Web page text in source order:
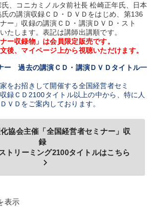
える経営150の言葉＋社長のスピーチ・話材
売・飲食業 建設・不動産業
業 コンサルタント 専門家
インフレ対策・値上げ インバウンド
「キーワード」を更新いただけます。
、コニカミノルタ前社長 松崎正年氏、日本
の講演収録ＣＤ・ＤＶＤをはじめ、第136
ー」収録の講演ＣＤ・講演ＤＶＤ・スト
たします。表記は講師出講順です。
ー収録物」は会員限定販売です。
後、マイページ上から視聴いただけます。
ー 過去の講演ＣＤ・講演ＤＶＤタイトル一
をお招きして開催する全国経営者セミ
録ＣＤ2100タイトル以上の中から、特に人
ＶＤをご案内しております。
協会主催「全国経営者セミナー」収
録
トリーミング2100タイトルはこちら
keyboard_arrow_right
表示